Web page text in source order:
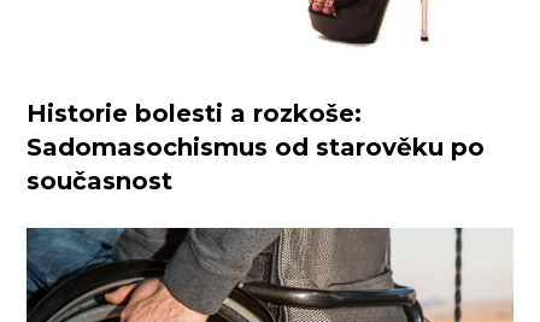
Historie bolesti a rozkoše:
Sadomasochismus od starověku po
současnost